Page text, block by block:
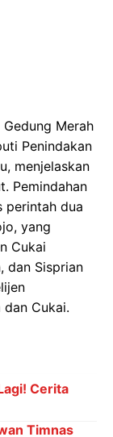
Merah
Penindakan
menjelaskan
Pemindahan
perintah dua
yang
Cukai
dan Sisprian
dan Cukai.
Cerita
Timnas